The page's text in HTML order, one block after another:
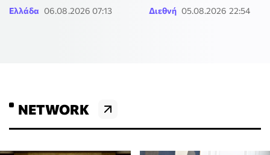
Ελλάδα 06.08.2026 07:13 Διεθνή 05.08.2026 22:54
NETWORK